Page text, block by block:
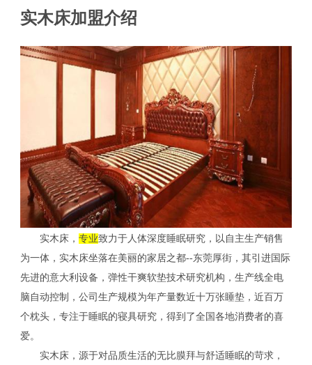
实木床加盟介绍
实木床， 专业致力于人体深度睡眠研究，以自主生产销售
为一体，实木床坐落在美丽的家居之都--东莞厚街，其引进国际
先进的意大利设备，弹性干爽软垫技术研究机构，生产线全电
脑自动控制，公司生产规模为年产量数近十万张睡垫，近百万
个枕头，专注于睡眠的寝具研究，得到了全国各地消费者的喜
爱。
实木床，源于对品质生活的无比膜拜与舒适睡眠的苛求，